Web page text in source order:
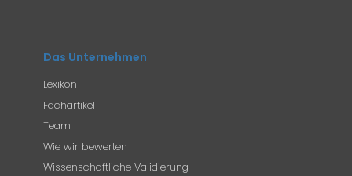
Das Unternehmen
Lexikon
Fachartikel
Team
Wie wir bewerten
Wissenschaftliche Validierung